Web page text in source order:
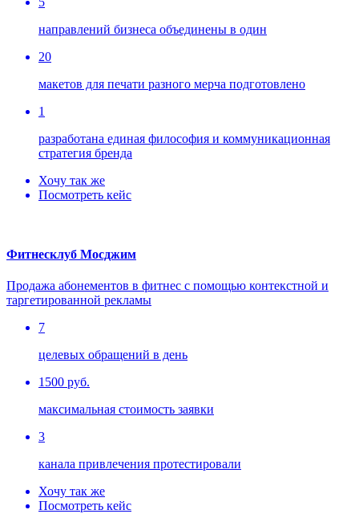
направлений бизнеса объединены в один
20
макетов для печати разного мерча подготовлено
1
разработана единая философия и коммуникационная
стратегия бренда
Хочу так же
Посмотреть кейс
Фитнесклуб Мосджим
Продажа абонементов в фитнес с помощью контекстной и
таргетированной рекламы
7
целевых обращений в день
1500 руб.
максимальная стоимость заявки
3
канала привлечения протестировали
Хочу так же
Посмотреть кейс